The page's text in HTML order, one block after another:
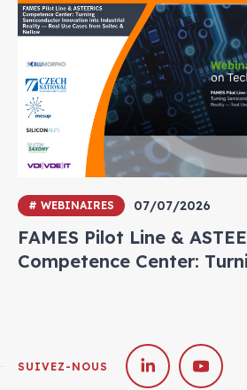
# WEBINAIRES 07/07/2026
FAMES Pilot Line &
Competence Center:
SUIVEZ-NOUS